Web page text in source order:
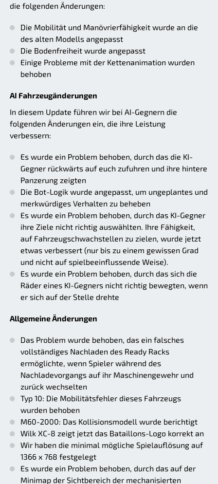
die folgenden Änderungen:
Die Mobilität und Manövrierfähigkeit wurde an die
des alten Modells angepasst
Die Bodenfreiheit wurde angepasst
Einige Probleme mit der Kettenanimation wurden
behoben
AI Fahrzeugänderungen
In diesem Update führen wir bei AI-Gegnern die
folgenden Änderungen ein, die ihre Leistung
verbessern:
Es wurde ein Problem behoben, durch das die KI-
Gegner rückwärts auf euch zufuhren und ihre hintere
Panzerung zeigten
Die Bot-Logik wurde angepasst, um ungeplantes und
merkwürdiges Verhalten zu beheben
Es wurde ein Problem behoben, durch das KI-Gegner
ihre Ziele nicht richtig auswählten. Ihre Fähigkeit,
auf Fahrzeugschwachstellen zu zielen, wurde jetzt
etwas verbessert (nur bis zu einem gewissen Grad
und nicht auf spielbeeinflussende Weise).
Es wurde ein Problem behoben, durch das sich die
Räder eines KI-Gegners nicht richtig bewegten, wenn
er sich auf der Stelle drehte
Allgemeine Änderungen
Das Problem wurde behoben, das ein falsches
vollständiges Nachladen des Ready Racks
ermöglichte, wenn Spieler während des
Nachladevorgangs auf ihr Maschinengewehr und
zurück wechselten
Typ 10: Die Mobilitätsfehler dieses Fahrzeugs
wurden behoben
M60-2000: Das Kollisionsmodell wurde berichtigt
Wilk XC-8 zeigt jetzt das Bataillons-Logo korrekt an
Wir haben die minimal mögliche Spielauflösung auf
1366 x 768 festgelegt
Es wurde ein Problem behoben, durch das auf der
Minimap der Sichtbereich der mechanisierten